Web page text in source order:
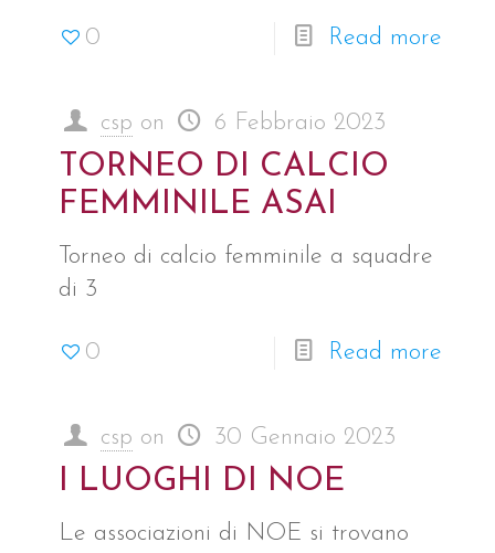
0 Read more
csp on 6 Febbraio 2023
TORNEO DI CALCIO
FEMMINILE ASAI
Torneo di calcio femminile a squadre
di 3
0 Read more
csp on 30 Gennaio 2023
I LUOGHI DI NOE
Le associazioni di NOE si trovano